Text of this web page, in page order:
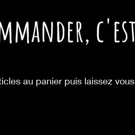
au panier puis laissez